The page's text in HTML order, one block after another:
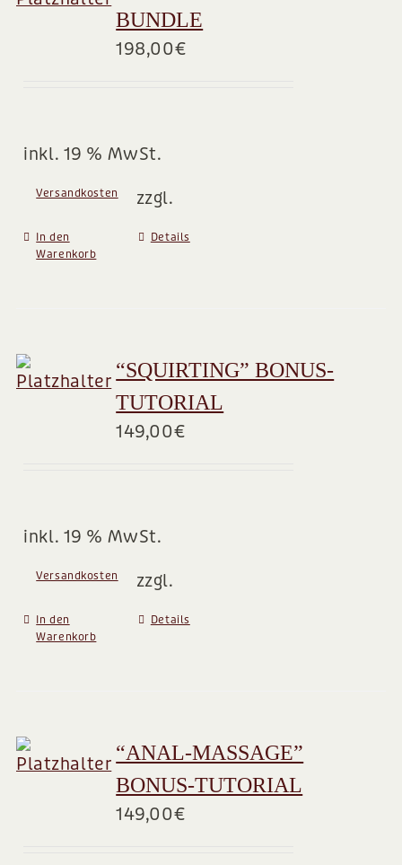
BUNDLE
198,00€
inkl. 19 % MwSt.
zzgl.
Versandkosten
In den
Warenkorb
Details
“SQUIRTING” BONUS-
TUTORIAL
149,00€
inkl. 19 % MwSt.
zzgl.
Versandkosten
In den
Warenkorb
Details
“ANAL-MASSAGE”
BONUS-TUTORIAL
149,00€